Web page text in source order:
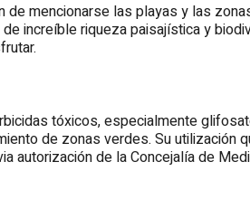
de mencionarse las playas y las
increíble riqueza paisajística y
tóxicos, especialmente
de zonas verdes. Su utilización
autorización de la Concejalía de